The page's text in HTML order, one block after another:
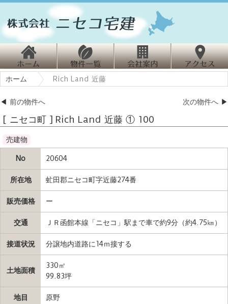
ホ
ーム
物
件情報
会
ホーム Rich Land 近藤
◀ 前の物件へ 次の物件へ ▶
[ ニセコ町 ] Rich Land 近藤 ① 100
売建物
No 20604
所在地 虻田郡ニセコ町字近藤274番
販売価格 ー
交通 ＪＲ函館本線「ニセコ」駅まで車で約9分（約4.75㎞）
接道状況 分譲地内道路に14ｍ接する
土地面積
330㎡
99.83坪
地目 原野